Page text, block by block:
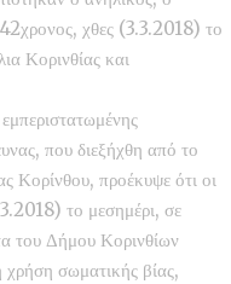
χθες (3.3.2018) το
Κορινθίας και
που διεξήχθη από το
Κορίνθου, προέκυψε ότι οι
το μεσημέρι, σε
του Δήμου Κορινθίων
χρήση σωματικής βίας,